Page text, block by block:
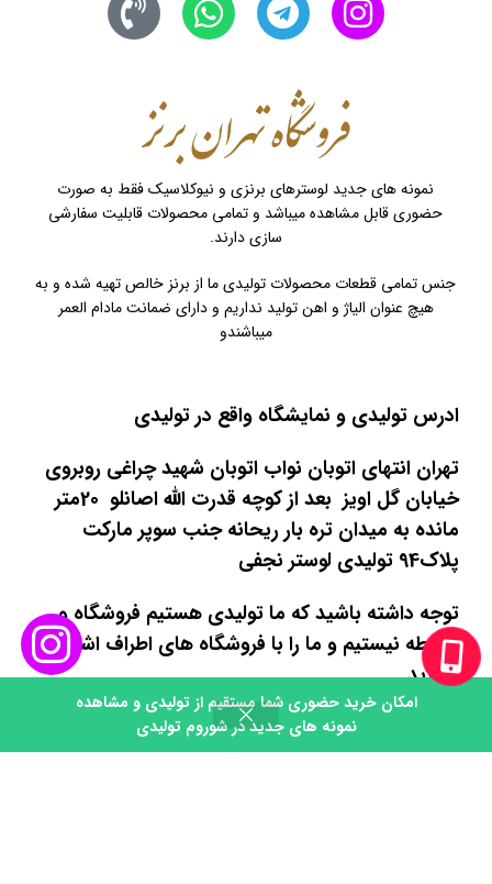
امکان خرید حضوری شما مستقیم از تولیدی و مشاهده
نمونه های جدید در شوروم تولیدی
نمونه های جدید لوسترهای برنزی و نیوکلاسیک فقط به صورت
حضوری قابل مشاهده میباشد و تمامی محصولات قابلیت سفارشی
سازی دارند.
جنس تمامی قطعات محصولات تولیدی ما از برنز خالص تهیه شده و به
هیچ عنوان الیاژ و اهن تولید نداریم و دارای ضمانت مادام العمر
میباشندو
ادرس تولیدی و نمایشگاه واقع در تولیدی
تهران انتهای اتوبان نواب اتوبان شهید چراغی روبروی
خیابان گل اویز بعد از کوچه قدرت الله اصانلو 20متر
مانده به میدان تره بار ریحانه جنب سوپر مارکت
پلاک94 تولیدی لوستر نجفی
توجه داشته باشید که ما تولیدی هستیم فروشگاه و
واسطه نیستیم و ما را با فروشگاه های اطراف اشتباه
نگیرید.
محصولات در شوروم تولیدی قابل مشاهده میباشند.
0
حساب کاربری من